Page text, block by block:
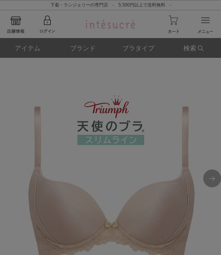
下着・ランジェリーの専門店 - 5,500円以上で送料無料 -
アイテム ブランド ブラタイプ 検索